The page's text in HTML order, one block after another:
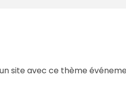
site avec ce thème